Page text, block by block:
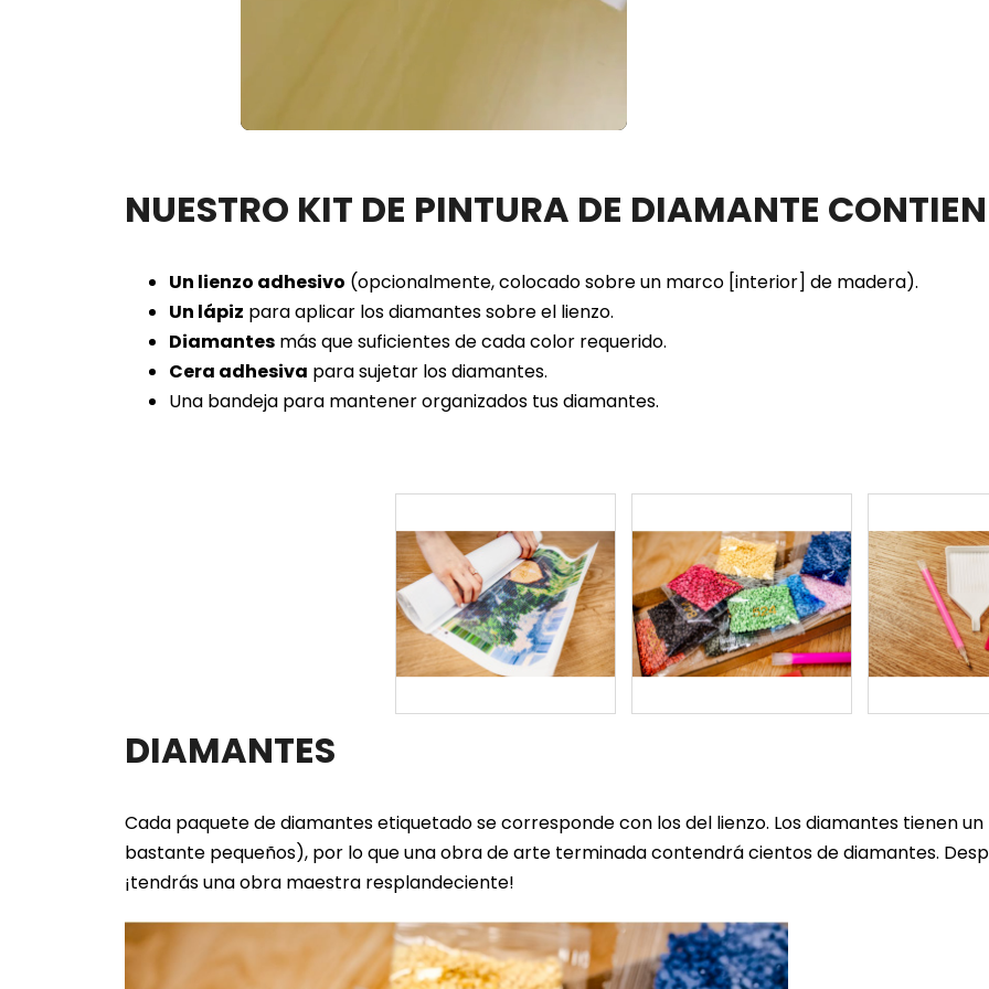
34.42%
NUESTRO KIT DE PINTURA DE DIAMANTE
Un lienzo adhesivo (opcionalmente, colocado sobre un marco [interior] de madera).
Un lápiz para aplicar los diamantes sobre el lienzo.
Diamantes más que suficientes de cada color requerido.
Cera adhesiva para sujetar los diamantes.
Una bandeja para mantener organizados tus diamantes.
DIAMANTES
Cada paquete de diamantes etiquetado se corresponde con los del lienzo. Los diamantes tienen
bastante pequeños), por lo que una obra de arte terminada contendrá cientos de diamantes.
¡tendrás una obra maestra resplandeciente!